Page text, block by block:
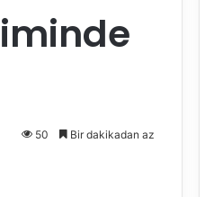
50 Bir dakikadan az